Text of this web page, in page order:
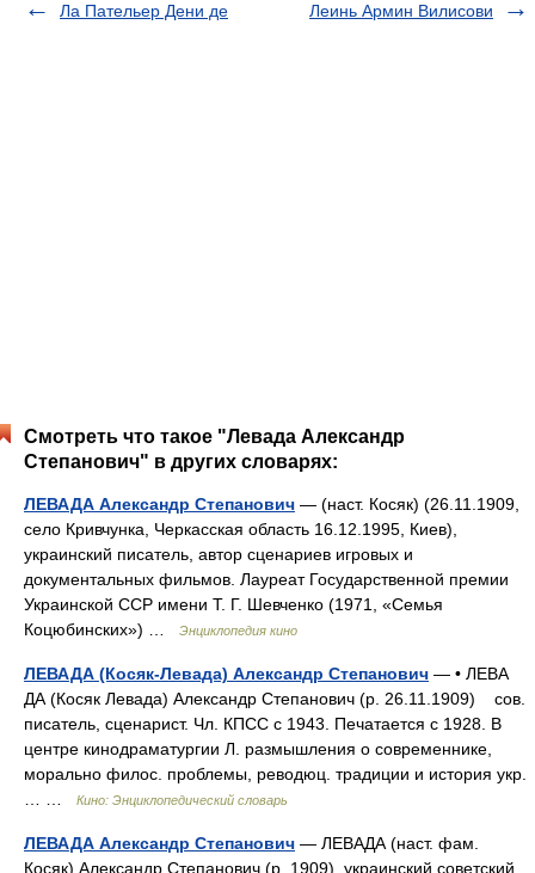
Ла Пательер Дени де
Леинь Армин Вилисови
Смотреть что такое "Левада Александр
Степанович" в других словарях:
ЛЕВАДА Александр Степанович — (наст. Косяк) (26.11.1909,
село Кривчунка, Черкасская область 16.12.1995, Киев),
украинский писатель, автор сценариев игровых и
документальных фильмов. Лауреат Государственной премии
Украинской ССР имени Т. Г. Шевченко (1971, «Семья
Коцюбинских») …
Энциклопедия кино
ЛЕВАДА (Косяк-Левада) Александр Степанович — • ЛЕВА
ДА (Косяк Левада) Александр Степанович (р. 26.11.1909) сов.
писатель, сценарист. Чл. КПСС с 1943. Печатается с 1928. В
центре кинодраматургии Л. размышления о современнике,
морально филос. проблемы, реводюц. традиции и история укр.
Кино: Энциклопедический словарь
ЛЕВАДА Александр Степанович — ЛЕВАДА (наст. фам.
Косяк) Александр Степанович (р. 1909), украинский советский